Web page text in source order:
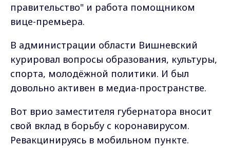
правительство" и работа помощником
вице-премьера.
В администрации области Вишневский
курировал вопросы образования, культуры,
спорта, молодёжной политики. И был
довольно активен в медиа-пространстве.
Вот врио заместителя губернатора вносит
свой вклад в борьбу с коронавирусом.
Ревакцинируясь в мобильном пункте.